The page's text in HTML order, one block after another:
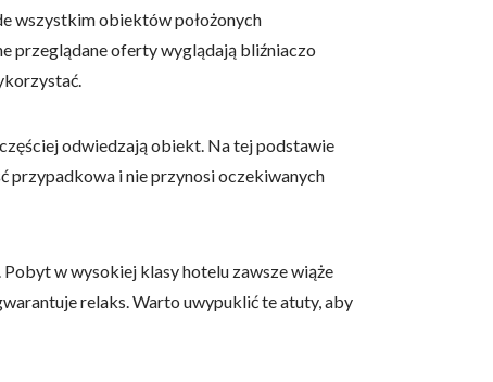
wszystkim obiektów położonych
przeglądane oferty wyglądają bliźniaczo
odwiedzają obiekt. Na tej podstawie
przypadkowa i nie przynosi oczekiwanych
w wysokiej klasy hotelu zawsze wiąże
relaks. Warto uwypuklić te atuty, aby